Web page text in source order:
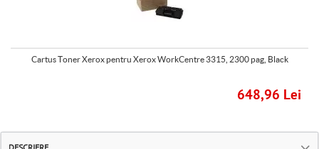
Cartus Toner Xerox pentru Xerox WorkCentre 3315, 2300 pag, Black
648,96 Lei